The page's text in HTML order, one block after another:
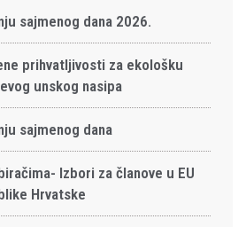
sajmenog dana 2026.
prihvatljivosti za ekološku
unskog nasipa
sajmenog dana
Izbori za članove u EU
Hrvatske